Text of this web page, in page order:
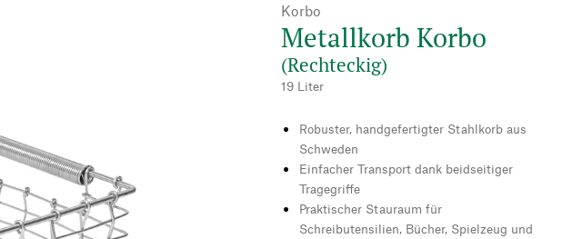
Korbo
Metallkorb Korbo
(Rechteckig)
19 Liter
Robuster, handgefertigter Stahlkorb aus
Schweden
Einfacher Transport dank beidseitiger
Tragegriffe
Praktischer Stauraum für
Schreibutensilien, Bücher, Spielzeug und